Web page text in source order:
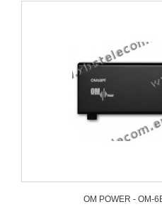
OM POWER - OM-